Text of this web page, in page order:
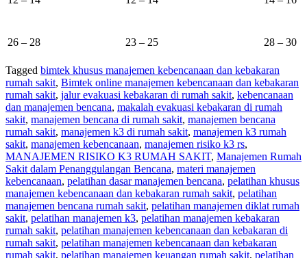
26 – 28 23 – 25 28 – 30
Tagged bimtek khusus manajemen kebencanaan dan kebakaran
rumah sakit, Bimtek online manajemen kebencanaan dan kebakaran
rumah sakit, jalur evakuasi kebakaran di rumah sakit, kebencanaan
dan manajemen bencana, makalah evakuasi kebakaran di rumah
sakit, manajemen bencana di rumah sakit, manajemen bencana
rumah sakit, manajemen k3 di rumah sakit, manajemen k3 rumah
sakit, manajemen kebencanaan, manajemen risiko k3 rs,
MANAJEMEN RISIKO K3 RUMAH SAKIT, Manajemen Rumah
Sakit dalam Penanggulangan Bencana, materi manajemen
kebencanaan, pelatihan dasar manajemen bencana, pelatihan khusus
manajemen kebencanaan dan kebakaran rumah sakit, pelatihan
manajemen bencana rumah sakit, pelatihan manajemen diklat rumah
sakit, pelatihan manajemen k3, pelatihan manajemen kebakaran
rumah sakit, pelatihan manajemen kebencanaan dan kebakaran di
rumah sakit, pelatihan manajemen kebencanaan dan kebakaran
rumah sakit, pelatihan manajemen keuangan rumah sakit, pelatihan